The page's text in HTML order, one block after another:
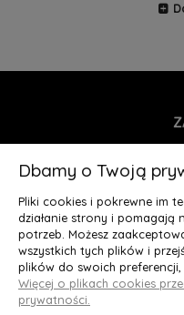
Deluxury.pl
Dbamy o Twoją
Pliki cookies i pokrewne im
działanie strony i pomagają
potrzeb. Możesz
wszystkich tych plików i
plików do swoich
Więcej o plikach cookies
prywatności.